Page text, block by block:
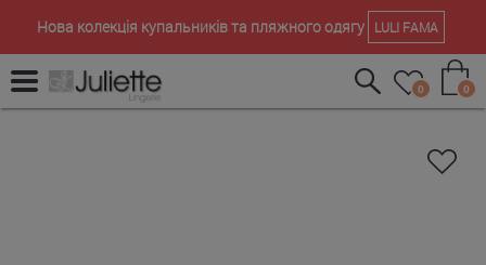
Нова колекція купальників та пляжного одягу LULI FAMA
0 0